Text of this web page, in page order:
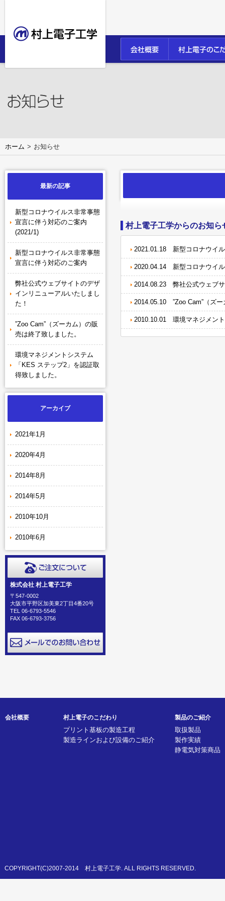
ホーム お知らせ
村上電子工学からのお知ら
2021.01.18 新型コロナウイ
2020.04.14 新型コロナウイ
2014.08.23 弊社公式ウェブ
2014.05.10 ”Zoo Cam”（ズ
2010.10.01 環境マネジメン
最新の記事
新型コロナウイルス非常事態
宣言に伴う対応のご案内
(2021/1)
新型コロナウイルス非常事態
宣言に伴う対応のご案内
弊社公式ウェブサイトのデザ
インリニューアルいたしまし
た！
”Zoo Cam”（ズーカム）の販
売は終了致しました。
環境マネジメントシステム
「KES ステップ2」を認証取
得致しました。
アーカイブ
2021年1月
2020年4月
2014年8月
2014年5月
2010年10月
2010年6月
株式会社 村上電子工学
〒547-0002
大阪市平野区加美東2丁目4番20号
TEL 06-6793-5546
FAX 06-6793-3756
会社概要 村上電子のこだわり
プリント基板の製造工程
製造ラインおよび設備のご紹介
製品のご紹介
取扱製品
製作実績
静電気対策商品
COPYRIGHT(C)2007-2014 村上電子工学. ALL RIGHTS RESERVED.